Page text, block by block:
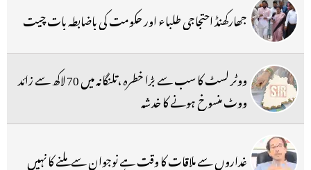
جھارکھنڈ احتجاجی طلباء اور حکومت کی باضابطہ بات چیت
ووٹر لسٹ کا سب سے بڑا خطرہ ،تلنگانہ میں 70 لاکھ سے زائد
ووٹ منسوخ ہونے کا خدشہ
غداروں سے ملاقات کا وقت ہے نوجوان سے ملنے کا نہیں